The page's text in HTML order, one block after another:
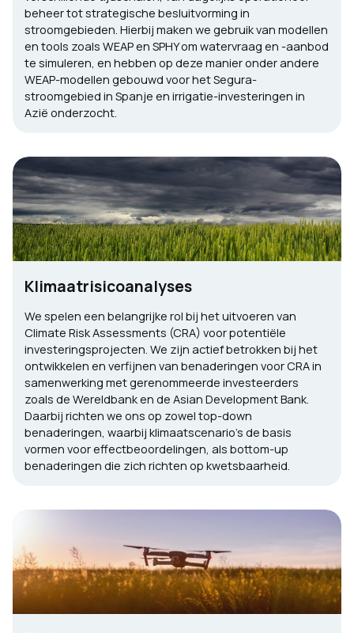
beheer tot strategische besluitvorming in
stroomgebieden. Hierbij maken we gebruik van modellen
en tools zoals WEAP en SPHY om watervraag en -aanbod
te simuleren, en hebben op deze manier onder andere
WEAP-modellen gebouwd voor het Segura-
stroomgebied in Spanje en irrigatie-investeringen in
Azië onderzocht.
Klimaatrisicoanalyses
We spelen een belangrijke rol bij het uitvoeren van
Climate Risk Assessments (CRA) voor potentiële
investeringsprojecten. We zijn actief betrokken bij het
ontwikkelen en verfijnen van benaderingen voor CRA in
samenwerking met gerenommeerde investeerders
zoals de Wereldbank en de Asian Development Bank.
Daarbij richten we ons op zowel top-down
benaderingen, waarbij klimaatscenario’s de basis
vormen voor effectbeoordelingen, als bottom-up
benaderingen die zich richten op kwetsbaarheid.